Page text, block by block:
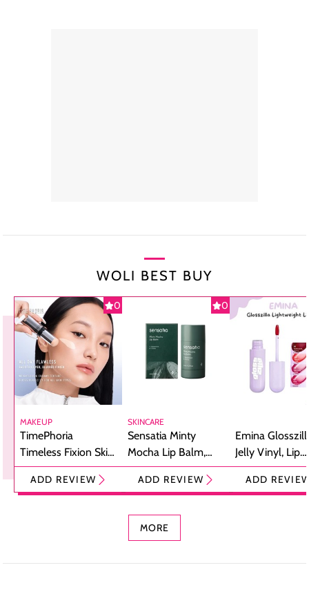
WOLI BEST BUY
0
MAKEUP
TimePhoria
Timeless Fixion Skin
Tint Stick,
Foundation dan
ADD REVIEW
0
SKINCARE
Sensatia Minty
Mocha Lip Balm,
Pelembap Bibir
dengan Aroma
ADD REVIEW
Emina
Jelly Vinyl, Lip
Cream Glossy
Ringan
ADD
MORE